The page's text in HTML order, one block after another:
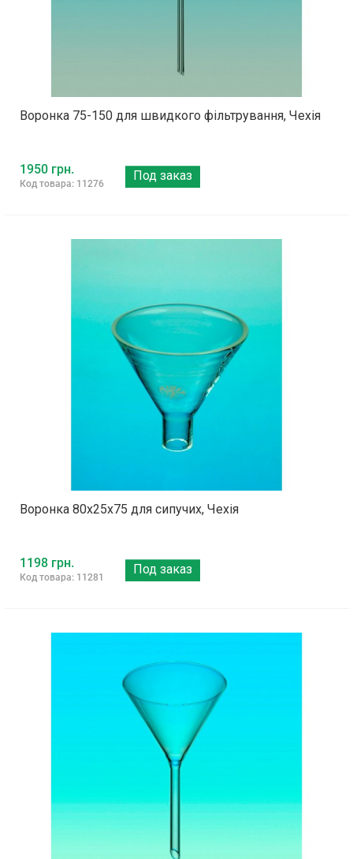
Воронка 75-150 для швидкого фільтрування, Чехія
1950 грн.
Код товара: 11276
Под заказ
Воронка 80х25х75 для сипучих, Чехія
1198 грн.
Код товара: 11281
Под заказ